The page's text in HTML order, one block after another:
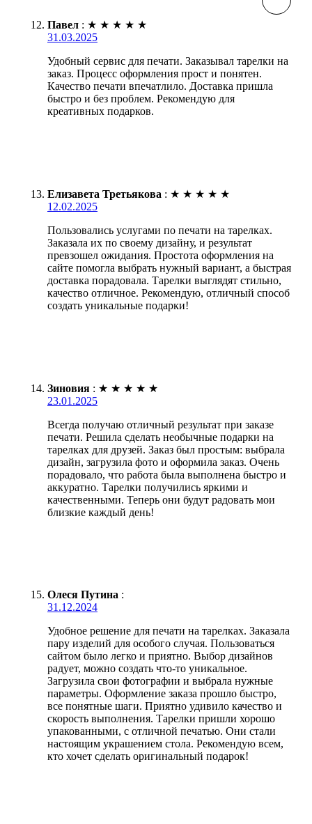
Павел : ★ ★ ★ ★ ★
31.03.2025
Удобный сервис для печати. Заказывал тарелки на
заказ. Процесс оформления прост и понятен.
Качество печати впечатлило. Доставка пришла
быстро и без проблем. Рекомендую для
креативных подарков.
Елизавета Третьякова : ★ ★ ★ ★ ★
12.02.2025
Пользовались услугами по печати на тарелках.
Заказала их по своему дизайну, и результат
превзошел ожидания. Простота оформления на
сайте помогла выбрать нужный вариант, а быстрая
доставка порадовала. Тарелки выглядят стильно,
качество отличное. Рекомендую, отличный способ
создать уникальные подарки!
Зиновия : ★ ★ ★ ★ ★
23.01.2025
Всегда получаю отличный результат при заказе
печати. Решила сделать необычные подарки на
тарелках для друзей. Заказ был простым: выбрала
дизайн, загрузила фото и оформила заказ. Очень
порадовало, что работа была выполнена быстро и
аккуратно. Тарелки получились яркими и
качественными. Теперь они будут радовать мои
близкие каждый день!
Олеся Путина :
31.12.2024
Удобное решение для печати на тарелках. Заказала
пару изделий для особого случая. Пользоваться
сайтом было легко и приятно. Выбор дизайнов
радует, можно создать что-то уникальное.
Загрузила свои фотографии и выбрала нужные
параметры. Оформление заказа прошло быстро,
все понятные шаги. Приятно удивило качество и
скорость выполнения. Тарелки пришли хорошо
упакованными, с отличной печатью. Они стали
настоящим украшением стола. Рекомендую всем,
кто хочет сделать оригинальный подарок!